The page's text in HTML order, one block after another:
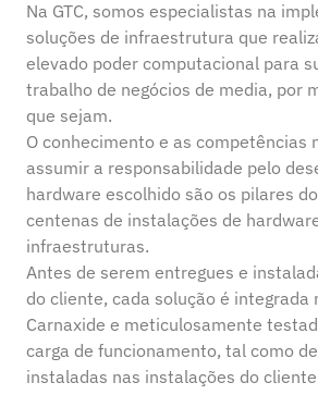
Na GTC, somos especialistas na
soluções de infraestrutura que
elevado poder computacional para
trabalho de negócios de media, por
que sejam.
O conhecimento e as competências
assumir a responsabilidade pelo
hardware escolhido são os pilares
centenas de instalações de
infraestruturas.
Antes de serem entregues e
do cliente, cada solução é integrada
Carnaxide e meticulosamente
carga de funcionamento, tal como
instaladas nas instalações do